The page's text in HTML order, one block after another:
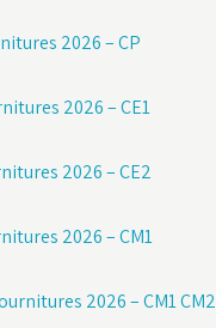
2026 – CP
2026 – CE1
2026 – CE2
2026 – CM1
2026 – CM1 CM2